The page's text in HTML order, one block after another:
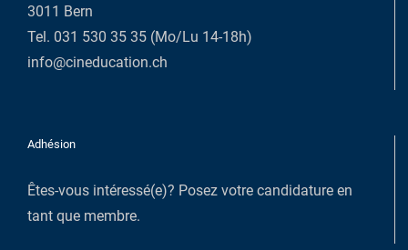
3011 Bern
Tel. 031 530 35 35 (Mo/Lu 14-18h)
info@cineducation.ch
Adhésion
Êtes-vous intéressé(e)? Posez votre candidature en
tant que membre.